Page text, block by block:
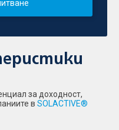
за доходност,
в SOLACTIVE®